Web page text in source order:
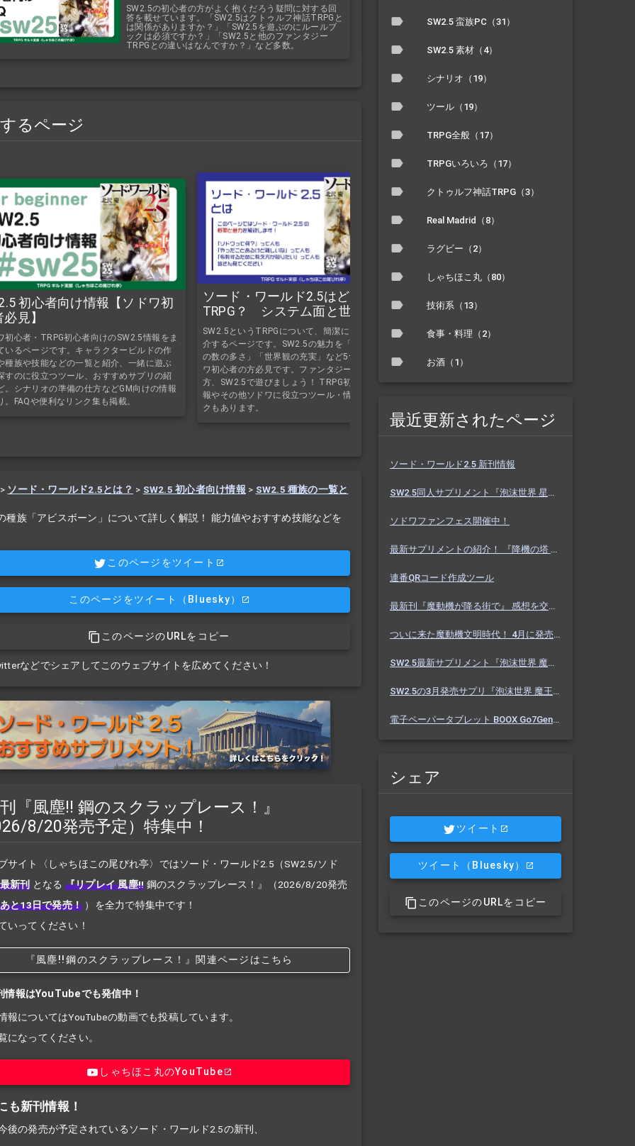
SW2.5の初心者の方がよく抱くだろう疑問に対する回
答を載せています。「SW2.5はクトゥルフ神話TRPGと
は関係がありますか？」「SW2.5を遊ぶのにルールブ
ックは必須ですか？」「SW2.5と他のファンタジー
TRPGとの違いはなんですか？」など多数。
るページ
初心者向け情報【ソドワ初
見】
初心者・TRPG初心者向けのSW2.5情報をま
いるページです。キャラクタービルドの作
種族や技能などの一覧と紹介、一緒に遊ぶ
すのに役立つツール、おすすめサプリの紹
。シナリオの準備の仕方などGM向けの情報
。FAQや便利なリンク集も掲載。
ソード・ワールド2.5はどんな
TRPG？ システム面と世界観の概
要と魅力を解説！
SW2.5というTRPGについて、簡潔にその魅力を紹
介するページです。SW2.5の魅力を「種族・技能
の数の多さ」「世界観の充実」など5つ紹介。ソド
ワ初心者の方必見です。ファンタジーが好きな
方、SW2.5で遊びましょう！ TRPG初心者向け情
報やその他ソドワに役立つツール・情報へのリン
クもあります。
SW2.5 種族の一覧と紹介
SW2.5の種族を全て紹介します！SW2.5でキャラ
ているページです。種族特徴を紹介。どのルール
ルフ・ドワーフなど、ルールブックIIやIIIで追加さ
るアルヴ・ソレイユ・スプリガン・アビスボー
ケインレリック』の希少種も全て掲載していま
> ソード・ワールド2.5とは？ > SW2.5 初心者向け情報 > SW2.5 種族の一覧と
種族「アビスボーン」について詳しく解説！ 能力値やおすすめ技能などを
このページをツイート
このページをツイート （Bluesky）
このページのURLをコピー
などでシェアしてこのウェブサイトを広めてください！
『風塵!! 鋼のスクラップレース！』
8/20発売予定）特集中！
サイト〈しゃちほこの尾びれ亭〉ではソード・ワールド2.5（SW2.5/ソド
最新刊 となる 『リプレイ 風塵!! 鋼のスクラップレース！』
（2026/8/20発売
あと13日で発売！ ）を全力で特集中です！
いってください！
『風塵!! 鋼のスクラップレース！』関連ページはこちら
情報はYouTubeでも発信中！
報についてはYouTubeの動画でも投稿しています。
になってください。
しゃちほこ丸のYouTube
も新刊情報！
後の発売が予定されているソード・ワールド2.5の新刊、
SW2.5 蛮族PC（31）
SW2.5 素材（4）
シナリオ（19）
ツール（19）
TRPG全般（17）
TRPGいろいろ（17）
クトゥルフ神話TRPG（3）
Real Madrid（8）
ラグビー（2）
しゃちほこ丸（80）
技術系（13）
食事・料理（2）
お酒（1）
最近更新されたページ
ソード・ワールド2.5 新刊情報
SW2.5同人サプリメント『泡沫世界 星と砂のノクターン』 #ホスノク
ソドワファンフェス開催中！
最新サプリメントの紹介！ 『降機の塔 ヴァセーゴ』 魔動機好きなら必見！ 随伴魔動機と旅に出よう！
連番QRコード作成ツール
最新刊『魔動機が降る街で』 感想を交えて紹介します！ 魔動機テーマの小説！ おもしろいデータも多数！
ついに来た魔動機文明時代！ 4月に発売のソドワ最新刊 『魔動機が降る街で』 紹介・予想・考察！
SW2.5最新サプリメント『泡沫世界 魔王宮殿』 バーっと読んだ感想を交えて紹介します！！
SW2.5の3月発売サプリ『泡沫世界 魔王宮殿』 これまでにわかった内容を予想を交えて紹介
電子ペーパータブレット BOOX Go7Gen2 購入しました【Eink】
シェア
ツイート
ツイート （Bluesky）
このページのURLをコピー